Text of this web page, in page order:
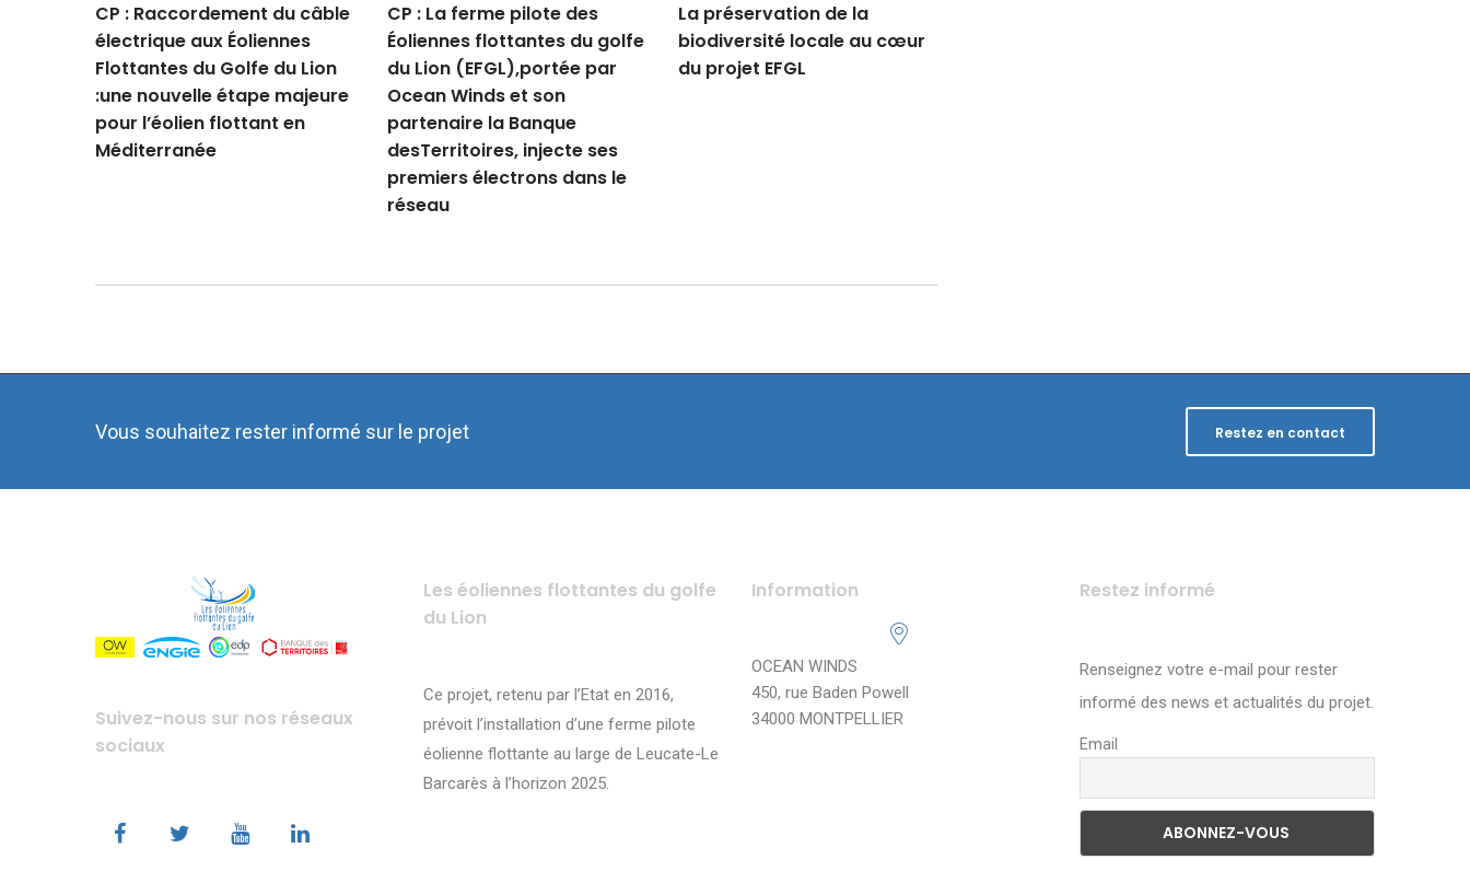
CP : Raccordement du câble
électrique aux Éoliennes
Flottantes du Golfe du Lion
:une nouvelle étape majeure
pour l’éolien flottant en
Méditerranée
CP : La ferme pilote des
Éoliennes flottantes du golfe
du Lion (EFGL),portée par
Ocean Winds et son
partenaire la Banque
desTerritoires, injecte ses
premiers électrons dans le
réseau
La préservation de la
biodiversité locale au cœur
du projet EFGL
Vous souhaitez rester informé sur le projet Restez en contact
Suivez-nous sur nos réseaux
sociaux
Les éoliennes flottantes du golfe
du Lion
Ce projet, retenu par l’Etat en 2016,
prévoit l’installation d’une ferme pilote
éolienne flottante au large de Leucate-Le
Barcarès à l’horizon 2025.
Information
OCEAN WINDS
450, rue Baden Powell
34000 MONTPELLIER
Restez informé
Renseignez votre e-mail pour rester
informé des news et actualités du projet.
Email